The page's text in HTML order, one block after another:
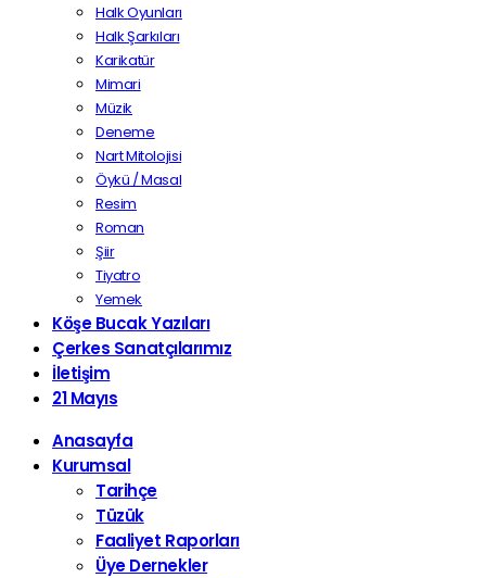
Halk Oyunları
Halk Şarkıları
Karikatür
Mimari
Müzik
Deneme
Nart Mitolojisi
Öykü / Masal
Resim
Roman
Şiir
Tiyatro
Yemek
Köşe Bucak Yazıları
Çerkes Sanatçılarımız
İletişim
21 Mayıs
Anasayfa
Kurumsal
Tarihçe
Tüzük
Faaliyet Raporları
Üye Dernekler